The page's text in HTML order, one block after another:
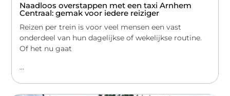
Naadloos overstappen met een taxi Arnhem
Centraal: gemak voor iedere reiziger
Reizen per trein is voor veel mensen een vast
onderdeel van hun dagelijkse of wekelijkse routine.
Of het nu gaat
...